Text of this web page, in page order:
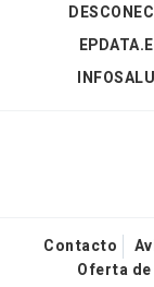
Contacto
Oferta